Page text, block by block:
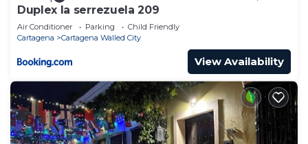
Duplex la serrezuela 209
Air Conditioner Parking
Child Friendly
Cartagena
Cartagena Walled City
View Availability